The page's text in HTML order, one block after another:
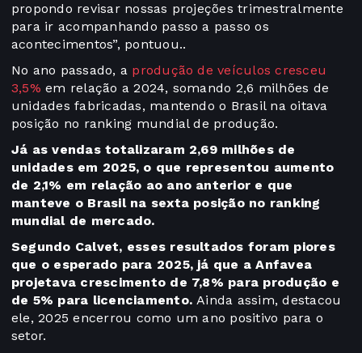
propondo revisar nossas projeções trimestralmente
para ir acompanhando passo a passo os
acontecimentos”, pontuou..
No ano passado, a produção de veículos cresceu
3,5% em relação a 2024, somando 2,6 milhões de
unidades fabricadas, mantendo o Brasil na oitava
posição no ranking mundial de produção.
Já as vendas totalizaram 2,69 milhões de
unidades em 2025, o que representou aumento
de 2,1% em relação ao ano anterior e que
manteve o Brasil na sexta posição no ranking
mundial de mercado.
Segundo Calvet, esses resultados foram piores
que o esperado para 2025, já que a Anfavea
projetava crescimento de 7,8% para produção e
de 5% para licenciamento.Ainda assim, destacou
ele, 2025 encerrou como um ano positivo para o
setor.